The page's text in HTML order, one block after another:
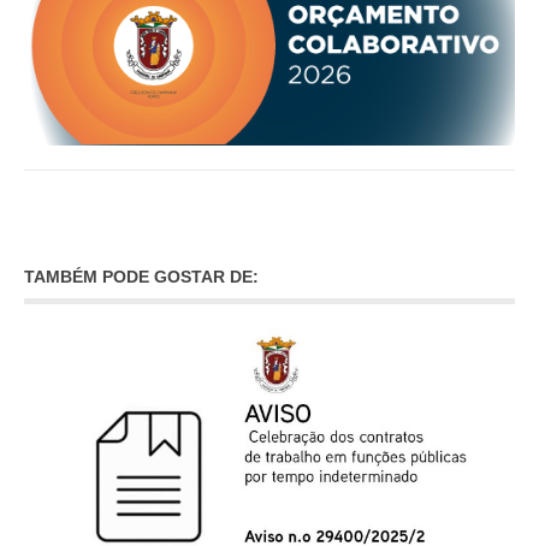
VENDA AMBULANTE
EMPREGO (GIP)
O GABINETE
TAMBÉM PODE GOSTAR DE: